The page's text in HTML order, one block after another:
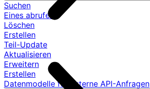
Suchen
Eines abrufen
Löschen
Erstellen
Teil-Update
Aktualisieren
Erweitern
Erstellen
Datenmodelle für externe API-Anfragen